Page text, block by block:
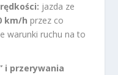
jazda ze
km/h przez co
warunki ruchu na to
i przerywania